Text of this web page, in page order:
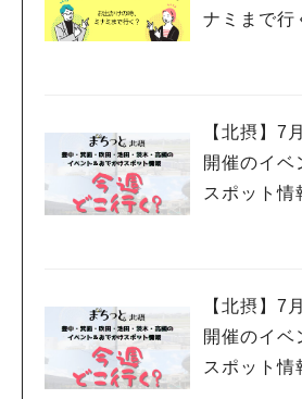
ナミまで行
【北摂】7
開催のイベ
スポット情
【北摂】7
開催のイベ
スポット情